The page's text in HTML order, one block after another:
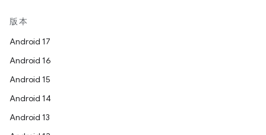
版本
Android 17
Android 16
Android 15
Android 14
Android 13